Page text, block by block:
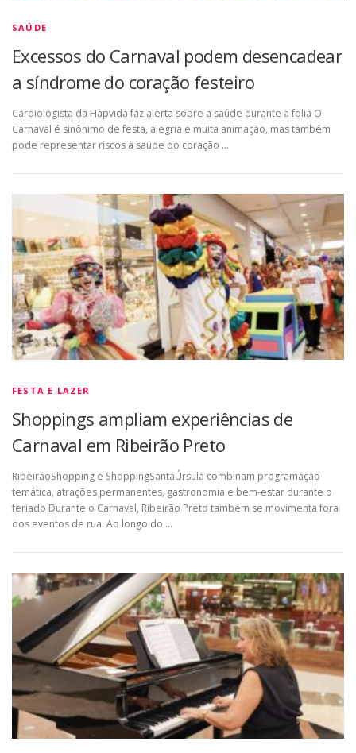
SAÚDE
Excessos do Carnaval podem desencadear
a síndrome do coração festeiro
Cardiologista da Hapvida faz alerta sobre a saúde durante a folia O
Carnaval é sinônimo de festa, alegria e muita animação, mas também
pode representar riscos à saúde do coração …
FESTA E LAZER
Shoppings ampliam experiências de
Carnaval em Ribeirão Preto
RibeirãoShopping e ShoppingSantaÚrsula combinam programação
temática, atrações permanentes, gastronomia e bem-estar durante o
feriado Durante o Carnaval, Ribeirão Preto também se movimenta fora
dos eventos de rua. Ao longo do …